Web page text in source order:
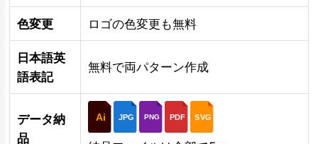
色変更 ロゴの色変更も無料
日本語英
語表記
無料で両パターン作成
データ納
品
Ai JPG PNG PDF SVG